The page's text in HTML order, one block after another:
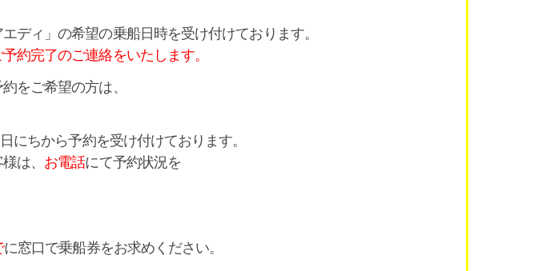
ディ」の希望の乗船日時を受け付けております。
約完了のご連絡をいたします。
をご希望の方は、
にちから予約を受け付けております。
は、 お電話にて予約状況を
に窓口で乗船券をお求めください。